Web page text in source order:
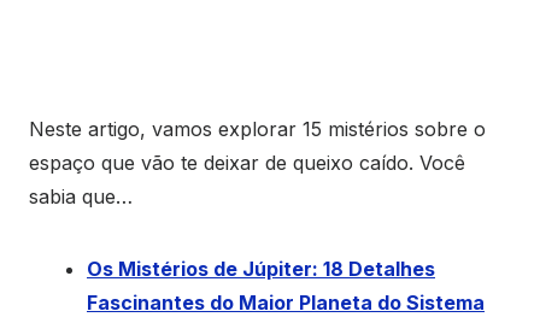
Neste artigo, vamos explorar 15 mistérios sobre o
espaço que vão te deixar de queixo caído. Você
sabia que…
Os Mistérios de Júpiter: 18 Detalhes
Fascinantes do Maior Planeta do Sistema